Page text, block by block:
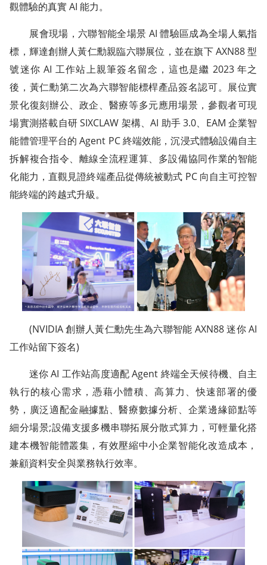
觀體驗的真實 AI 能力。
展會現場，六聯智能全場景 AI 體驗區成為全場人氣指
標，輝達創辦人黃仁勳親臨六聯展位，並在旗下 AXN88 型
號迷你 AI 工作站上親筆簽名留念，這也是繼 2023 年之
後，黃仁勳第二次為六聯智能標桿產品簽名認可。展位實
景化復刻辦公、政企、醫療等多元應用場景，參觀者可現
場實測搭載自研 SIXCLAW 架構、AI 助手 3.0、EAM 企業智
能體管理平台的 Agent PC 終端效能，沉浸式體驗設備自主
拆解複合指令、離線全流程運算、多設備協同作業的智能
化能力，直觀見證終端產品從傳統被動式 PC 向自主可控智
能終端的跨越式升級。
(NVIDIA 創辦人黃仁勳先生為六聯智能 AXN88 迷你 AI
工作站留下簽名)
迷你 AI 工作站高度適配 Agent 終端全天候待機、自主
執行的核心需求，憑藉小體積、高算力、快速部署的優
勢，廣泛適配金融據點、醫療數據分析、企業邊緣節點等
細分場景;設備支援多機串聯拓展分散式算力，可輕量化搭
建本機智能體叢集，有效壓縮中小企業智能化改造成本，
兼顧資料安全與業務執行效率。